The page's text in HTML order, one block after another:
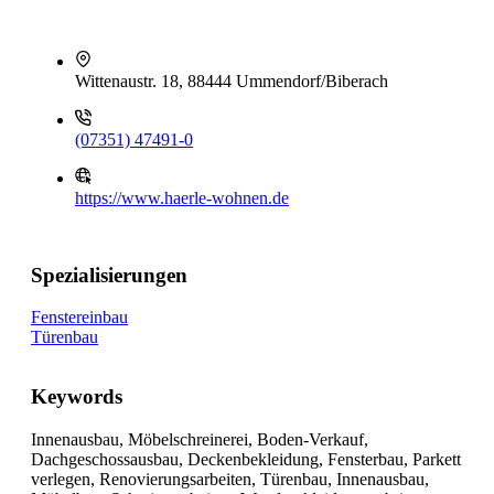
Wittenaustr. 18, 88444 Ummendorf/Biberach
(07351) 47491-0
https://www.haerle-wohnen.de
Spezialisierungen
Fenstereinbau
Türenbau
Keywords
Innenausbau, Möbelschreinerei, Boden-Verkauf,
Dachgeschossausbau, Deckenbekleidung, Fensterbau, Parkett
verlegen, Renovierungsarbeiten, Türenbau, Innenausbau,